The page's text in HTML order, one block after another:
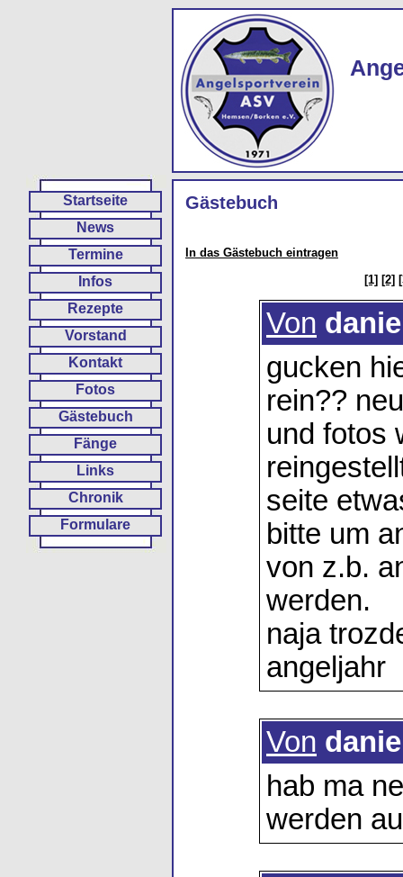
Startseite
News
Termine
Infos
Rezepte
Vorstand
Kontakt
Fotos
Gästebuch
Fänge
Links
Chronik
Formulare
Gästebuch
In das Gästebuch eintragen
[1] [2]
Von
gucken
rein??
und fotos
seite
bitte um
von z.b.
werden.
naja
angeljahr
Von
hab ma
werden